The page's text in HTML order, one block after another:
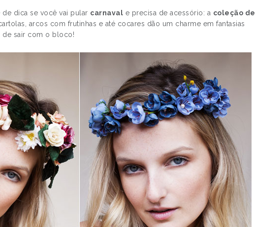
dica se você vai pular carnaval e precisa de acessório: a coleção de
arcos com frutinhas e até cocares dão um charme em fantasias
de sair com o bloco!